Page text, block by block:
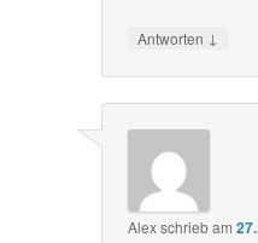
Antworten ↓
Alexschriebam